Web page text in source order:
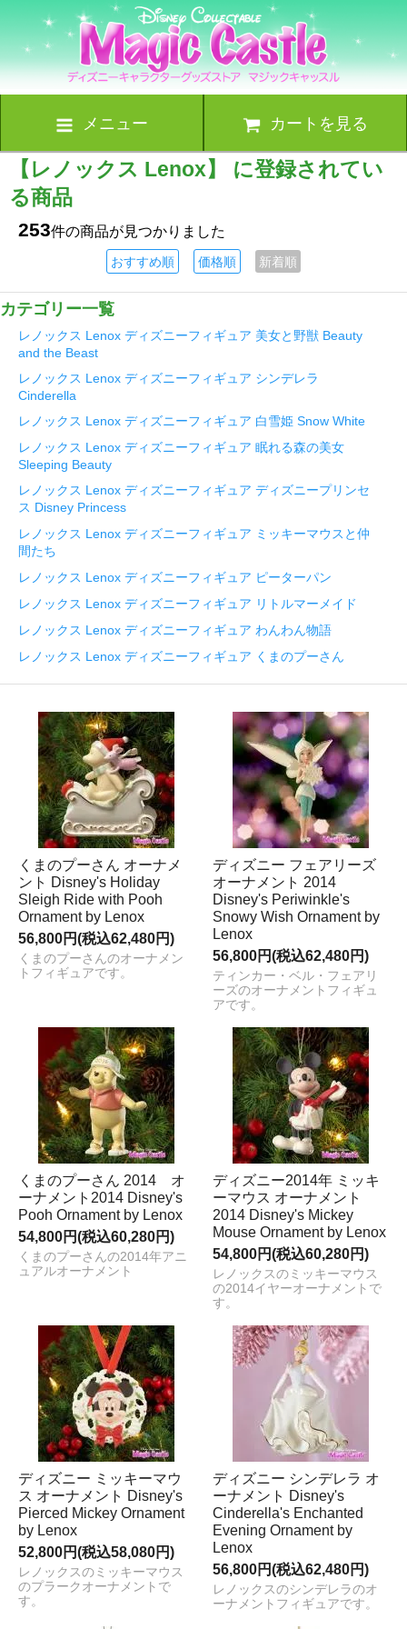
メニュー カートを見る
【レノックス Lenox】 に登録されてい
る商品
253件の商品が見つかりました
おすすめ順 価格順 新着順
カテゴリー一覧
レノックス Lenox ディズニーフィギュア 美女と野獣 Beauty
and the Beast
レノックス Lenox ディズニーフィギュア シンデレラ
Cinderella
レノックス Lenox ディズニーフィギュア 白雪姫 Snow White
レノックス Lenox ディズニーフィギュア 眠れる森の美女
Sleeping Beauty
レノックス Lenox ディズニーフィギュア ディズニープリンセ
ス Disney Princess
レノックス Lenox ディズニーフィギュア ミッキーマウスと仲
間たち
レノックス Lenox ディズニーフィギュア ピーターパン
レノックス Lenox ディズニーフィギュア リトルマーメイド
レノックス Lenox ディズニーフィギュア わんわん物語
レノックス Lenox ディズニーフィギュア くまのプーさん
くまのプーさん オーナメ
ント Disney's Holiday
Sleigh Ride with Pooh
Ornament by Lenox
56,800円(税込62,480円)
くまのプーさんのオーナメン
トフィギュアです。
ディズニー フェアリーズ
オーナメント 2014
Disney's Periwinkle's
Snowy Wish Ornament by
Lenox
56,800円(税込62,480円)
ティンカー・ベル・フェアリ
ーズのオーナメントフィギュ
アです。
くまのプーさん 2014 オ
ーナメント2014 Disney's
Pooh Ornament by Lenox
54,800円(税込60,280円)
くまのプーさんの2014年アニ
ュアルオーナメント
ディズニー2014年 ミッキ
ーマウス オーナメント
2014 Disney's Mickey
Mouse Ornament by Lenox
54,800円(税込60,280円)
レノックスのミッキーマウス
の2014イヤーオーナメントで
す。
ディズニー ミッキーマウ
ス オーナメント Disney's
Pierced Mickey Ornament
by Lenox
52,800円(税込58,080円)
レノックスのミッキーマウス
のプラークオーナメントで
す。
ディズニー シンデレラ オ
ーナメント Disney's
Cinderella's Enchanted
Evening Ornament by
Lenox
56,800円(税込62,480円)
レノックスのシンデレラのオ
ーナメントフィギュアです。